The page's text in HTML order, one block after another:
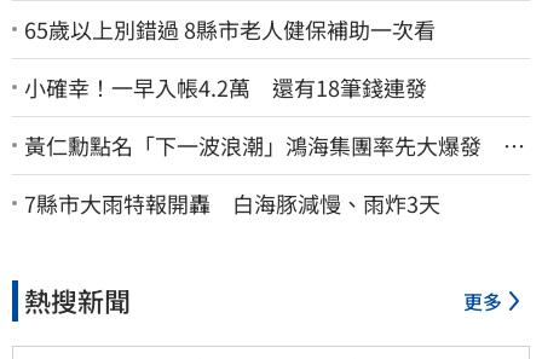
65歲以上別錯過 8縣市老人健保補助一次看
小確幸！一早入帳4.2萬 還有18筆錢連發
黃仁勳點名「下一波浪潮」鴻海集團率先大爆發 台
股這族群全面噴出
7縣市大雨特報開轟 白海豚減慢、雨炸3天
熱搜新聞 更多